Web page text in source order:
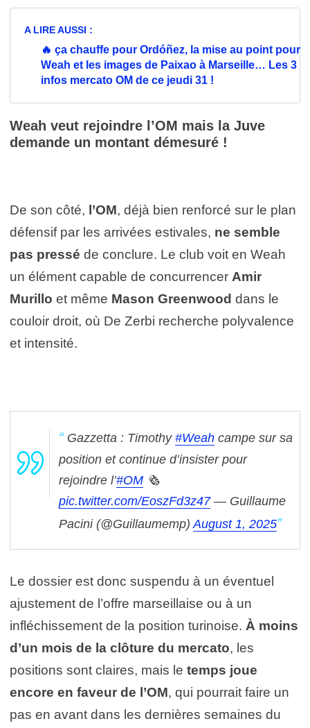
A LIRE AUSSI :
🔥 ça chauffe pour Ordóñez, la mise au point pour
Weah et les images de Paixao à Marseille… Les 3
infos mercato OM de ce jeudi 31 !
Weah veut rejoindre l’OM mais la Juve
demande un montant démesuré !
De son côté, l’OM, déjà bien renforcé sur le plan
défensif par les arrivées estivales, ne semble
pas pressé de conclure. Le club voit en Weah
un élément capable de concurrencer Amir
Murillo et même Mason Greenwood dans le
couloir droit, où De Zerbi recherche polyvalence
et intensité.
Gazzetta : Timothy #Weah campe sur sa
position et continue d’insister pour
rejoindre l’#OM 🗞️
pic.twitter.com/EoszFd3z47 — Guillaume
Pacini (@Guillaumemp) August 1, 2025
Le dossier est donc suspendu à un éventuel
ajustement de l’offre marseillaise ou à un
infléchissement de la position turinoise. À moins
d’un mois de la clôture du mercato, les
positions sont claires, mais le temps joue
encore en faveur de l’OM, qui pourrait faire un
pas en avant dans les dernières semaines du